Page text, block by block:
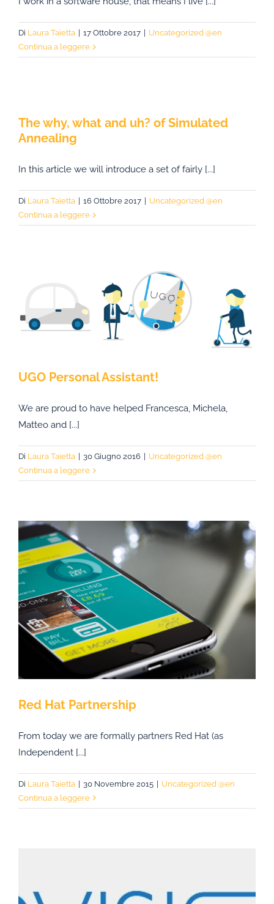
Di Laura Taietta 17 Ottobre 2017
Uncategorized @en
Continua a leggere
The why, what and uh? of Simulated
Annealing
In this article we will introduce a set of fairly [...]
Di Laura Taietta 16 Ottobre 2017
Uncategorized @en
Continua a leggere
UGO Personal Assistant!
We are proud to have helped Francesca, Michela,
Matteo and [...]
Di Laura Taietta 30 Giugno 2016
Uncategorized @en
Continua a leggere
Red Hat Partnership
From today we are formally partners Red Hat (as
Independent [...]
Di Laura Taietta | 30 Novembre 2015 | Uncategorized @en
Continua a leggere